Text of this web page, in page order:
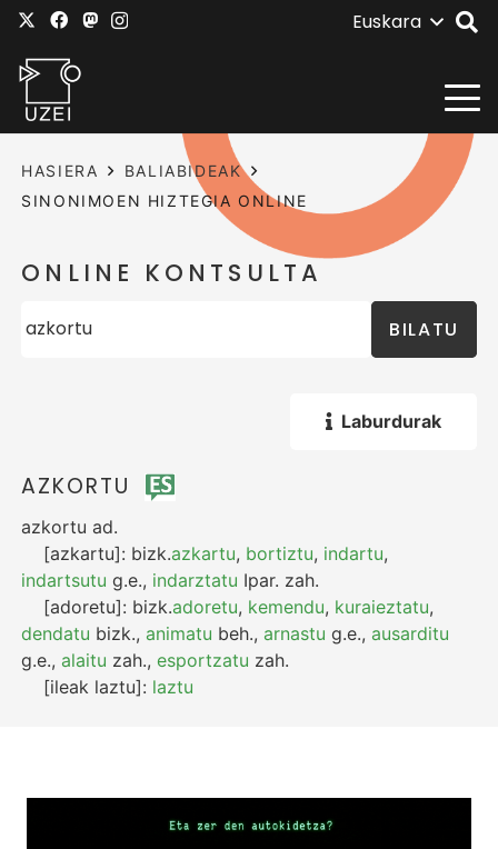
Euskara
HASIERA
BALIABIDEAK
SINONIMOEN HIZTEGIA ONLINE
ONLINE KONTSULTA
BILATU
Laburdurak
AZKORTU
azkortu ad.
[azkartu]: bizk.azkartu, bortiztu, indartu,
indartsutu g.e., indarztatu Ipar. zah.
[adoretu]: bizk.adoretu, kemendu, kuraieztatu,
dendatu bizk.,animatu beh.,arnastu g.e.,ausarditu
g.e.,alaitu zah.,esportzatu zah.
[ileak laztu]: laztu